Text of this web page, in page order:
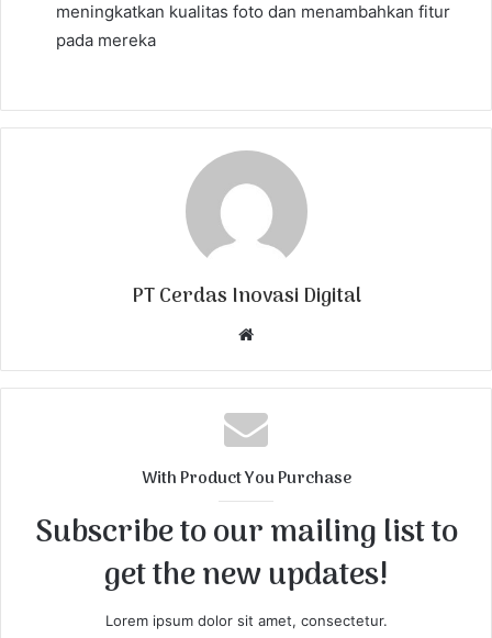
meningkatkan kualitas foto dan menambahkan fitur
pada mereka
PT Cerdas Inovasi Digital
b
s
i
With Product You Purchase
Subscribe to our mailing list to
get the new updates!
Lorem ipsum dolor sit amet, consectetur.